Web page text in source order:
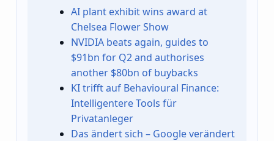
AI plant exhibit wins award at
Chelsea Flower Show
NVIDIA beats again, guides to
$91bn for Q2 and authorises
another $80bn of buybacks
KI trifft auf Behavioural Finance:
Intelligentere Tools für
Privatanleger
Das ändert sich – Google verändert